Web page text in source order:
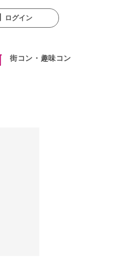
街コン・趣味コン
ログイン